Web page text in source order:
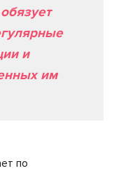
и
им
по